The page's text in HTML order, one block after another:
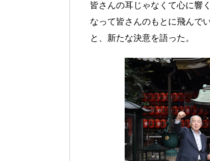
皆さんの耳じゃなくて心に響
なって皆さんのもとに飛んで
と、新たな決意を語った。